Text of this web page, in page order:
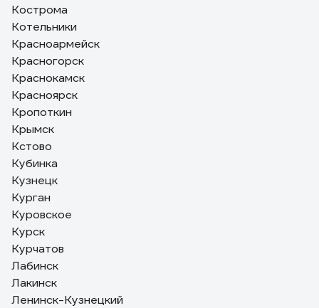
Кострома
Котельники
Красноармейск
Красногорск
Краснокамск
Красноярск
Кропоткин
Крымск
Кстово
Кубинка
Кузнецк
Курган
Куровское
Курск
Курчатов
Лабинск
Лакинск
Ленинск-Кузнецкий